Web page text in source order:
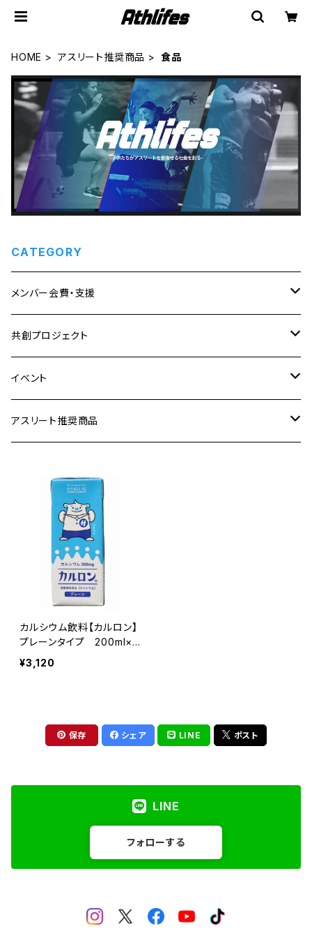
HOME アスリート推奨商品 食品
CATEGORY
メンバー会費・支援
顧問(評議員)
スポンサー
アスリート
共創プロジェクト
アスリート共育資格
アスリートPR事業
イベント
協賛・支援チケット
アスリート推奨商品
メンテナンス
カルシウム飲料【カルロン】
プレーンタイプ 200ml×2
4本入り おいしい高カルシ
ウム飲料
¥3,120
保存 シェア LINE ポスト
LINE
フォローする